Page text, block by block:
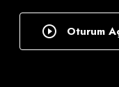
Oturum